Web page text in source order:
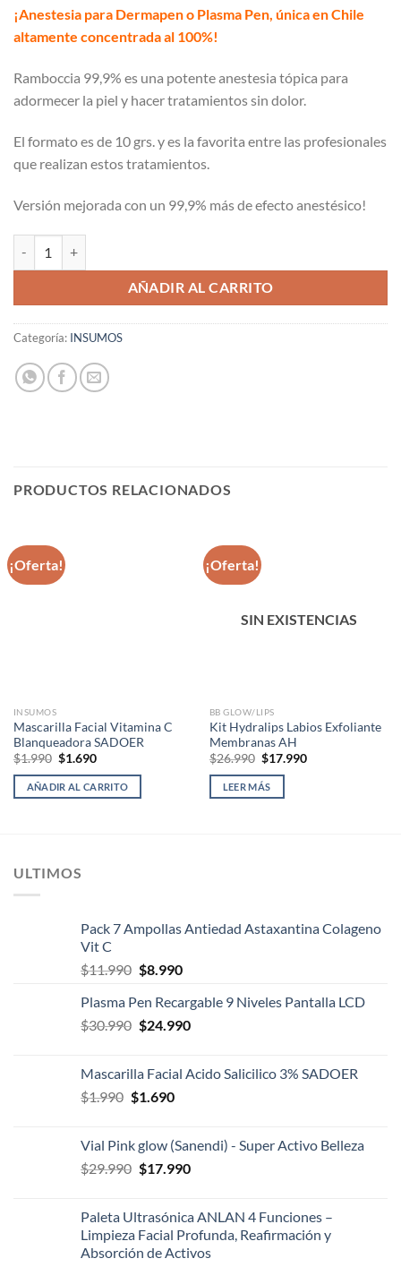
original
era:
actual
es:
¡Anestesia para Dermapen o Plasma Pen, única en Chile
altamente concentrada al 100%!
Ramboccia 99,9% es una potente anestesia tópica para
adormecer la piel y hacer tratamientos sin dolor.
El formato es de 10 grs. y es la favorita entre las profesionales
que realizan estos tratamientos.
Versión mejorada con un 99,9% más de efecto anestésico!
AÑADIR AL CARRITO
Categoría: INSUMOS
PRODUCTOS RELACIONADOS
¡Oferta!
INSUMOS
Mascarilla Facial Vitamina C
Blanqueadora SADOER
$1.990 El
original
era:
$1.690El
actual
es:
AÑADIR AL CARRITO
¡Oferta!
SIN EXISTENCIAS
BB GLOW/LIPS
Kit Hydralips Labios Exfoliante
Membranas AH
$26.990 El
original
era:
$17.990El
LEER MÁS
ULTIMOS
Pack 7 Ampollas Antiedad Astaxantina Colageno
Vit C
$11.990 El
original
era:
$8.990El
actual
es:
Plasma Pen Recargable 9 Niveles Pantalla LCD
$30.990 El
era:
$30.990.
$24.990El
es:
Mascarilla Facial Acido Salicilico 3% SADOER
$1.990 El
era:
$1.990.
$1.690El
es:
$1.690.
Vial Pink glow (Sanendi) - Super Activo Belleza
$29.990 El
era:
$29.990.
$17.990El
es:
$17.990.
Paleta Ultrasónica ANLAN 4 Funciones –
Limpieza Facial Profunda, Reafirmación y
Absorción de Activos